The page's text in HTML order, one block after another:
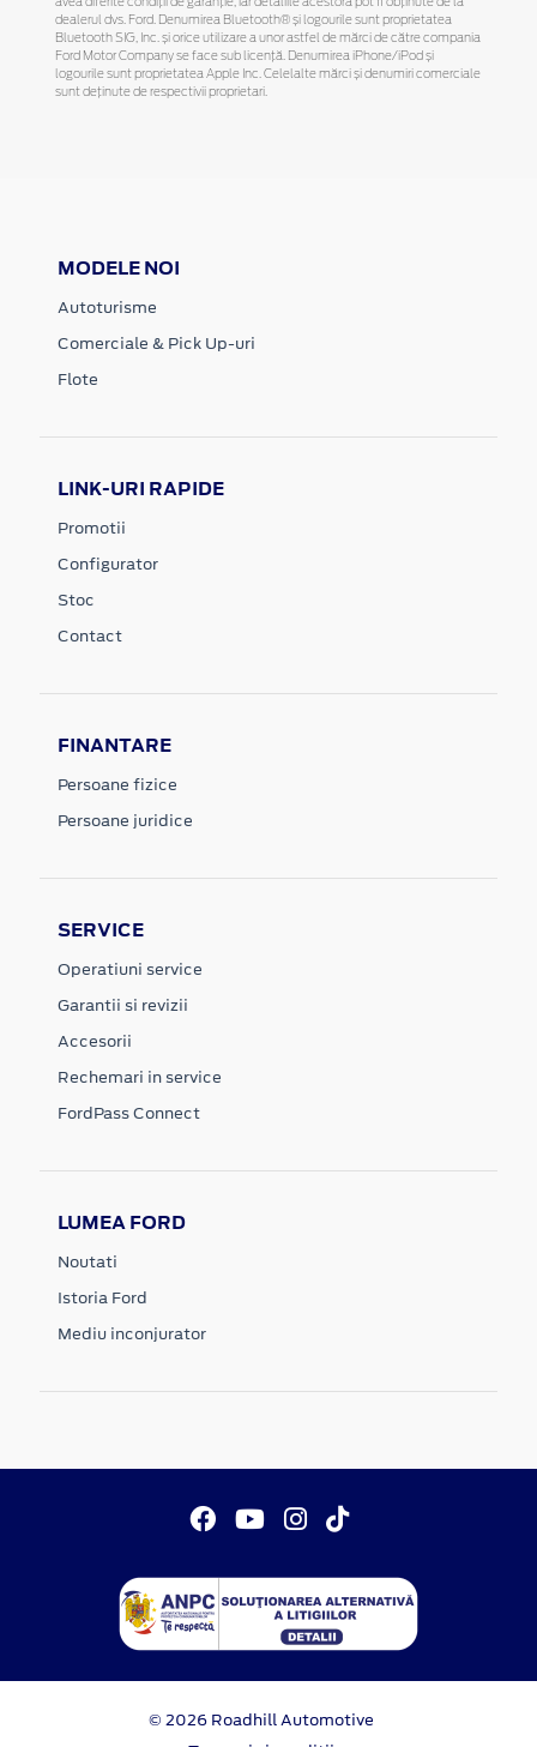
avea diferite condiții de garanție, iar detaliile acestora pot fi obținute de la
dealerul dvs. Ford. Denumirea Bluetooth® și logourile sunt proprietatea
Bluetooth SIG, Inc. și orice utilizare a unor astfel de mărci de către compania
Ford Motor Company se face sub licență. Denumirea iPhone/iPod și
logourile sunt proprietatea Apple Inc. Celelalte mărci și denumiri comerciale
sunt deținute de respectivii proprietari.
MODELE NOI
Autoturisme
Comerciale & Pick Up-uri
Flote
LINK-URI RAPIDE
Promotii
Configurator
Stoc
Contact
FINANTARE
Persoane fizice
Persoane juridice
SERVICE
Operatiuni service
Garantii si revizii
Accesorii
Rechemari in service
FordPass Connect
LUMEA FORD
Noutati
Istoria Ford
Mediu inconjurator
© 2026 Roadhill Automotive